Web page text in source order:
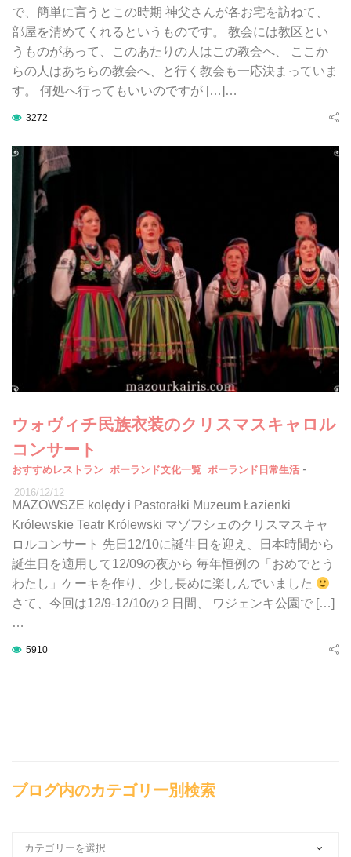
で、簡単に言うとこの時期 神父さんが各お宅を訪ねて、
部屋を清めてくれるというものです。 教会には教区とい
うものがあって、このあたりの人はこの教会へ、 ここか
らの人はあちらの教会へ、と行く教会も一応決まっていま
す。 何処へ行ってもいいのですが […]…
3272
ウォヴィチ民族衣装のクリスマスキャロル
コンサート
おすすめレストラン ポーランド文化一覧 ポーランド日常生活 -
2016/12/12
MAZOWSZE kolędy i Pastorałki Muzeum Łazienki
Królewskie Teatr Królewski マゾフシェのクリスマスキャ
ロルコンサート 先日12/10に誕生日を迎え、日本時間から
誕生日を適用して12/09の夜から 毎年恒例の「おめでとう
わたし」ケーキを作り、少し長めに楽しんでいました
さて、今回は12/9-12/10の２日間、 ワジェンキ公園で […]
…
5910
ブログ内のカテゴリー別検索